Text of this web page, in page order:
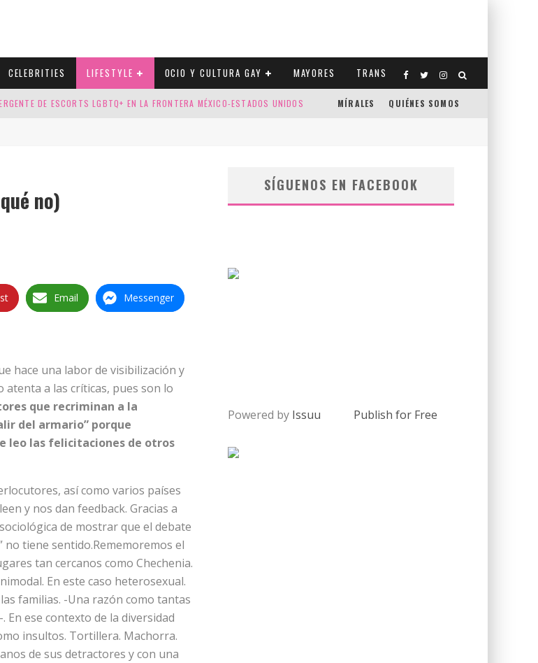
CELEBRITIES LIFESTYLE OCIO Y CULTURA GAY MAYORES TRANS
DE ESCORTS LGBTQ+ EN LA FRONTERA MÉXICO-ESTADOS UNIDOS MÍRALES QUIÉNES SOMOS
no)
Email Messenger
hace una labor de visibilización y
atenta a las críticas, pues son lo
que recriminan a la
del armario” porque
leo las felicitaciones de otros
así como varios países
y nos dan feedback. Gracias a
de mostrar que el debate
no tiene sentido.Rememoremos el
tan cercanos como Chechenia.
En este caso heterosexual.
familias. -Una razón como tantas
ese contexto de la diversidad
insultos. Tortillera. Machorra.
de sus detractores y con una
SÍGUENOS EN FACEBOOK
Powered by Issuu Publish for Free